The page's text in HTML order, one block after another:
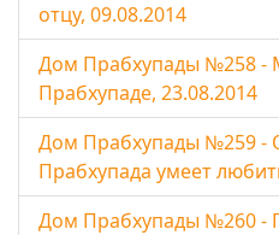
отцу, 09.08.2014
Дом Прабхупады №258 -
Прабхупаде, 23.08.2014
Дом Прабхупады №259 -
Прабхупада умеет
Дом Прабхупады №260 -